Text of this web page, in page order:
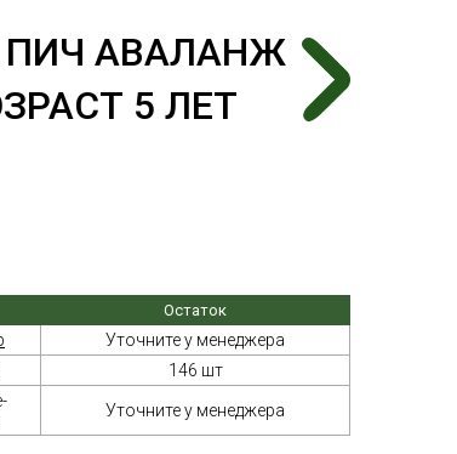
АВАЛАНЖ
5 ЛЕТ
Остаток
Уточните у менеджера
146 шт
Уточните у менеджера